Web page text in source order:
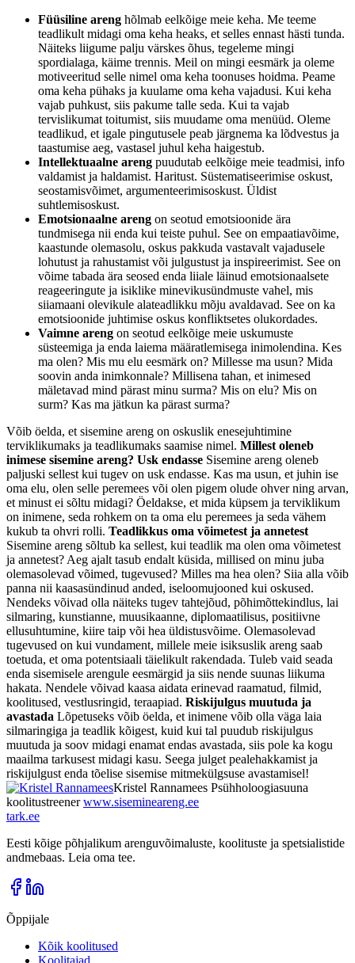
Füüsiline areng hõlmab eelkõige meie keha. Me teeme
teadlikult midagi oma keha heaks, et selles ennast hästi tunda.
Näiteks liigume palju värskes õhus, tegeleme mingi
spordialaga, käime trennis. Meil on mingi eesmärk ja oleme
motiveeritud selle nimel oma keha toonuses hoidma. Peame
oma keha pühaks ja kuulame oma keha vajadusi. Kui keha
vajab puhkust, siis pakume talle seda. Kui ta vajab
tervislikumat toitumist, siis muudame oma menüüd. Oleme
teadlikud, et igale pingutusele peab järgnema ka lõdvestus ja
taastumise aeg, vastasel juhul keha haigestub.
Intellektuaalne areng puudutab eelkõige meie teadmisi, info
valdamist ja haldamist. Haritust. Süstematiseerimise oskust,
seostamisvõimet, argumenteerimisoskust. Üldist
suhtlemisoskust.
Emotsionaalne areng on seotud emotsioonide ära
tundmisega nii enda kui teiste puhul. See on empaatiavõime,
kaastunde olemasolu, oskus pakkuda vastavalt vajadusele
lohutust ja rahustamist või julgustust ja inspireerimist. See on
võime tabada ära seosed enda liiale läinud emotsionaalsete
reageeringute ja isiklike minevikusündmuste vahel, mis
siiamaani olevikule alateadlikku mõju avaldavad. See on ka
emotsioonide juhtimise oskus konfliktsetes olukordades.
Vaimne areng on seotud eelkõige meie uskumuste
süsteemiga ja enda laiema määratlemisega inimolendina. Kes
ma olen? Mis mu elu eesmärk on? Millesse ma usun? Mida
soovin anda inimkonnale? Millisena tahan, et inimesed
mäletavad mind pärast minu surma? Mis on elu? Mis on
surm? Kas ma jätkun ka pärast surma?
Võib öelda, et sisemine areng on oskuslik enesejuhtimine
terviklikumaks ja teadlikumaks saamise nimel. Millest oleneb
inimese sisemine areng? Usk endasse Sisemine areng oleneb
paljuski sellest kui tugev on usk endasse. Kas ma usun, et juhin ise
oma elu, olen selle peremees või olen pigem olude ohver ning arvan,
et minust ei sõltu midagi? Öeldakse, et mida küpsem ja terviklikum
on inimene, seda rohkem on ta oma elu peremees ja seda vähem
kukub ta ohvri rolli. Teadlikkus oma võimetest ja annetest
Sisemine areng sõltub ka sellest, kui teadlik ma olen oma võimetest
ja annetest? Aeg ajalt tasub endalt küsida, millised on minu juba
olemasolevad võimed, tugevused? Milles ma hea olen? Siia alla võib
panna nii kaasasündinud anded, iseloomujooned kui oskused.
Nendeks võivad olla näiteks tugev tahtejõud, põhimõttekindlus, lai
silmaring, kunstianne, muusikaanne, diplomaatilisus, positiivne
ellusuhtumine, kiire taip või hea üldistusvõime. Olemasolevad
tugevused on kui vundament, millele meie isiksuslik areng saab
toetuda, et oma potentsiaali täielikult rakendada. Tuleb vaid seada
enda sisemisele arengule eesmärgid ja siis nende suunas liikuma
hakata. Nendele võivad kaasa aidata erinevad raamatud, filmid,
koolitused, vestlusringid, teraapiad. Riskijulgus muutuda ja
avastada Lõpetuseks võib öelda, et inimene võib olla väga laia
silmaringiga ja teadlik kõigest, kuid kui tal puudub riskijulgus
muutuda ja soov midagi enamat endas avastada, siis pole ka kogu
maailma tarkusest midagi kasu. Seega julget pealehakkamist ja
riskijulgust enda tõelise sisemise mitmekülgsuse avastamisel!
Kristel Rannamees Psühholoogiasuuna
koolitustreenerwww.sisemineareng.ee
tark.ee
Eesti kõige põhjalikum arenguvõimaluste, koolituste ja spetsialistide
andmebaas. Leia oma tee.
Õppijale
Kõik koolitused
Koolitajad